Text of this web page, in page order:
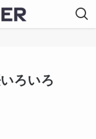
ろいろ